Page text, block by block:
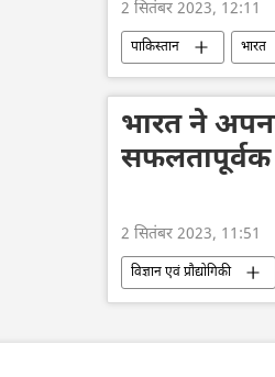
2 सितंबर 2023, 12:11
पाकिस्तान भारत
पाकिस्तान क्रिकेट टीम
भारत ने
सफलतापूर्वक
2 सितंबर 2023, 11:51
विज्ञान एवं प्रौद्योगिकी
भारत का विकास